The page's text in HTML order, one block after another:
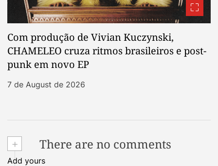
Com produção de Vivian Kuczynski,
CHAMELEO cruza ritmos brasileiros e post-
punk em novo EP
7 de August de 2026
+ There are no comments
Add yours